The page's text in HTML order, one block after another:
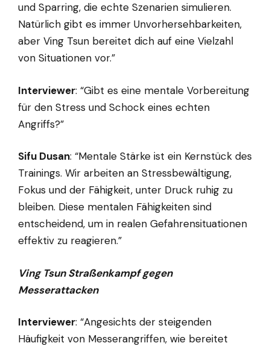
und Sparring, die echte Szenarien simulieren.
Natürlich gibt es immer Unvorhersehbarkeiten,
aber Ving Tsun bereitet dich auf eine Vielzahl
von Situationen vor.”
Interviewer: “Gibt es eine mentale Vorbereitung
für den Stress und Schock eines echten
Angriffs?”
Sifu Dusan: “Mentale Stärke ist ein Kernstück des
Trainings. Wir arbeiten an Stressbewältigung,
Fokus und der Fähigkeit, unter Druck ruhig zu
bleiben. Diese mentalen Fähigkeiten sind
entscheidend, um in realen Gefahrensituationen
effektiv zu reagieren.”
Ving Tsun Straßenkampf gegen
Messerattacken
Interviewer: “Angesichts der steigenden
Häufigkeit von Messerangriffen, wie bereitet